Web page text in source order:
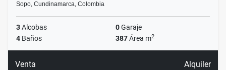
Sopo, Cundinamarca, Colombia
3Alcobas 0Garaje
4 Baños 387Área m2
Venta Alquiler